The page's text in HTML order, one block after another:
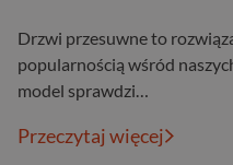
Drzwi przesuwne to
popularnością wśród
model sprawdzi…
Przeczytaj więcej